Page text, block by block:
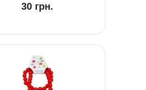
30 грн.